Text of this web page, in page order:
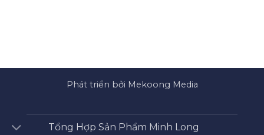
Phát triển bởi Mekoong Media
Tổng Hợp Sản Phẩm Minh Long